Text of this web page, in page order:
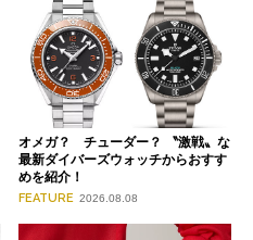
オメガ？ チューダー？ 〝激戦〟な
最新ダイバーズウォッチからおすす
めを紹介！
FEATURE 2026.08.08